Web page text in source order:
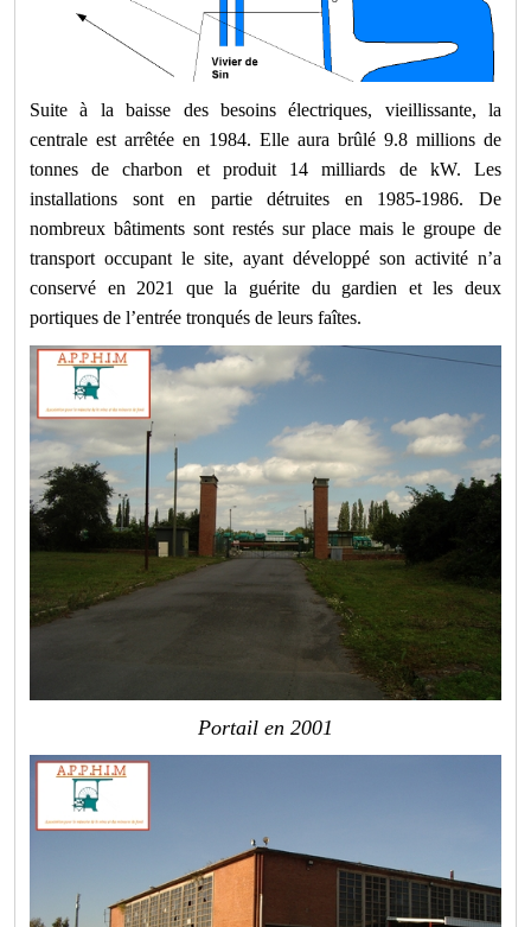
Suite à la baisse des besoins électriques, vieillissante, la
centrale est arrêtée en 1984. Elle aura brûlé 9.8 millions de
tonnes de charbon et produit 14 milliards de kW. Les
installations sont en partie détruites en 1985-1986. De
nombreux bâtiments sont restés sur place mais le groupe de
transport occupant le site, ayant développé son activité n’a
conservé en 2021 que la guérite du gardien et les deux
portiques de l’entrée tronqués de leurs faîtes.
Portail en 2001